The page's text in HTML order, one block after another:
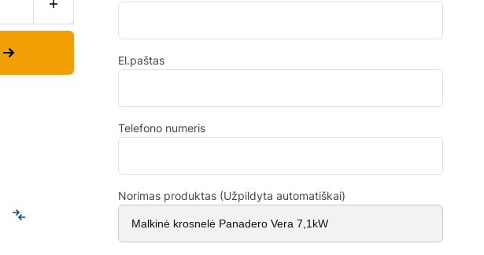
El.paštas
Telefono numeris
Norimas produktas (Užpildyta automatiškai)